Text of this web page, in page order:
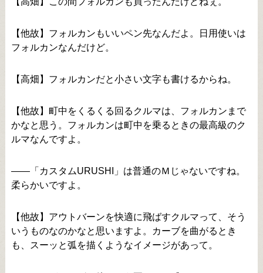
【他故】フォルカンもいいペン先なんだよ。日用使いは
フォルカンなんだけど。
【高畑】フォルカンだと小さい文字も書けるからね。
【他故】町中をくるくる回るクルマは、フォルカンまで
かなと思う。フォルカンは町中を乗るときの最高級のク
ルマなんですよ。
――「カスタムURUSHI」は普通のＭじゃないですね。
柔らかいですよ。
【他故】アウトバーンを快適に飛ばすクルマって、そう
いうものなのかなと思いますよ。カーブを曲がるとき
も、スーッと弧を描くようなイメージがあって。